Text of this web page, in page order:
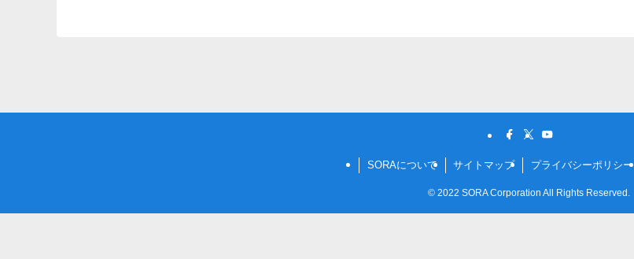
SORAについて サイトマップ プライバシーポリシー
©2022 SORA Corporation All Rights Reserved.